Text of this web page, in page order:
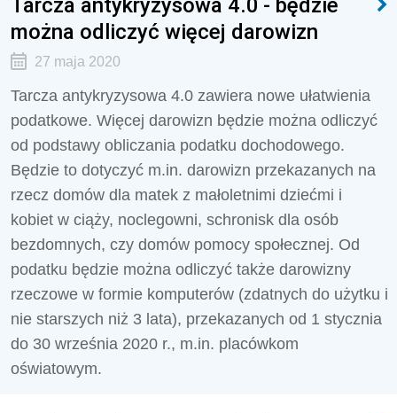
można odliczyć więcej darowizn
27 maja 2020
Tarcza antykryzysowa 4.0 zawiera nowe ułatwienia
podatkowe. Więcej darowizn będzie można odliczyć
od podstawy obliczania podatku dochodowego.
Będzie to dotyczyć m.in. darowizn przekazanych na
rzecz domów dla matek z małoletnimi dziećmi i
kobiet w ciąży, noclegowni, schronisk dla osób
bezdomnych, czy domów pomocy społecznej. Od
podatku będzie można odliczyć także darowizny
rzeczowe w formie komputerów (zdatnych do użytku i
nie starszych niż 3 lata), przekazanych od 1 stycznia
do 30 września 2020 r., m.in. placówkom
oświatowym.